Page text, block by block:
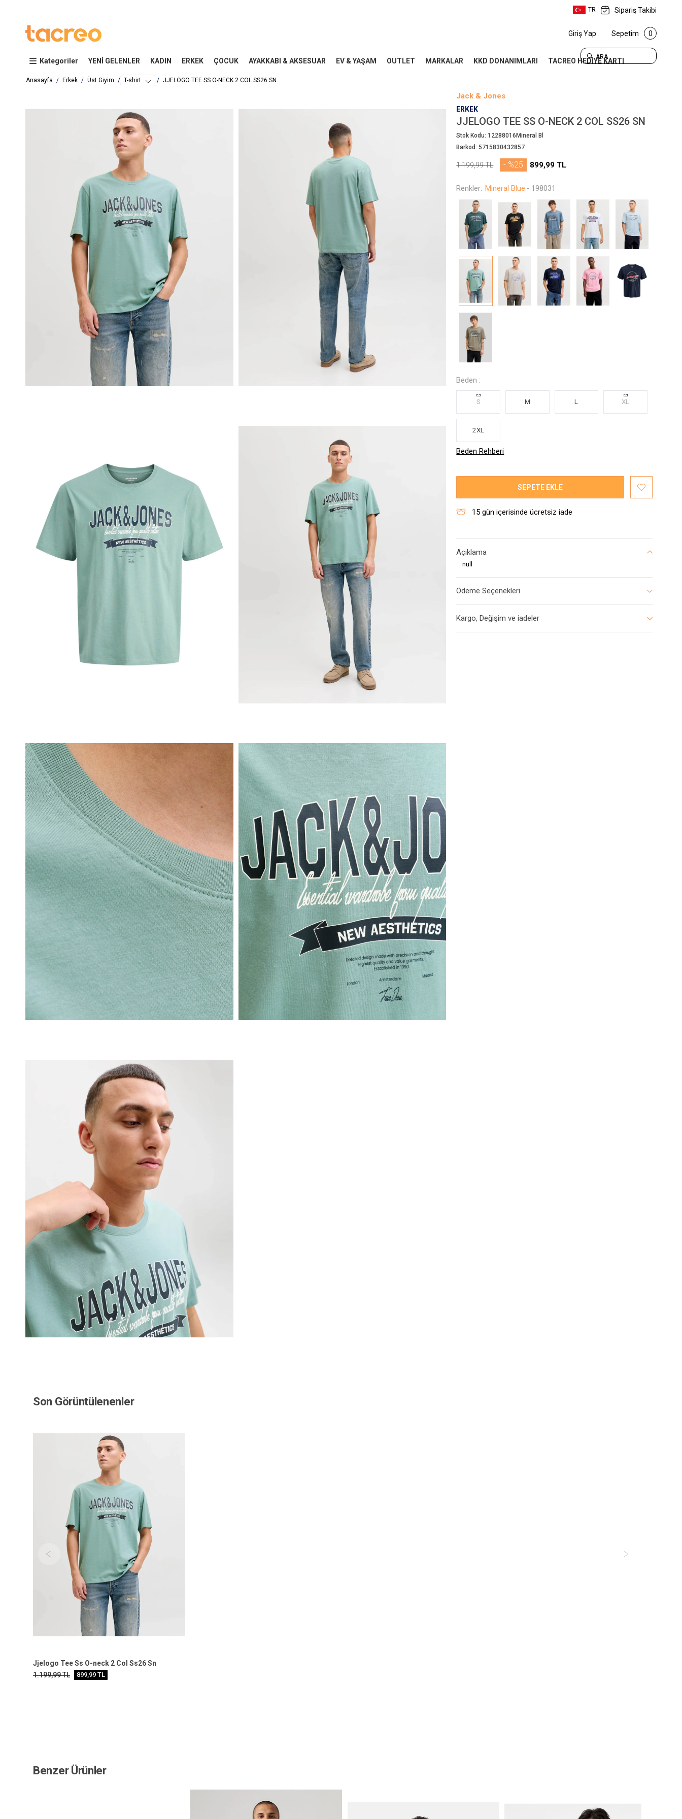
TR Sipariş Takibi
ARA
Giriş Yap Sepetim 0
Kategoriler YENİ GELENLER KADIN ERKEK ÇOCUK AYAKKABI & AKSESUAR EV & YAŞAM OUTLET MARKALAR KKD DONANIMLARI TACREO HEDİYE KARTI
JJELOGO TEE SS O-NECK 2 COL SS26 SN
T-shirt
Üst Giyim
Erkek
Anasayfa
Jack & Jones
ERKEK
JJELOGO TEE SS O-NECK 2 COL SS26 SN
Stok Kodu:12288016Mineral Bl
Barkod:5715830432857
1.199,99TL 899,99 TL
- %25
Beden Rehberi
Beden :
S M L XL
2XL
Renkler: Mineral Blue - 198031
SEPETE EKLE
15 gün içerisinde ücretsiz iade
Açıklama
null
Ödeme Seçenekleri
Kargo, Değişim ve iadeler
Son Görüntülenenler
Jjelogo Tee Ss O-neck 2 Col Ss26 Sn
1.199,99TL 899,99 TL
Benzer Ürünler